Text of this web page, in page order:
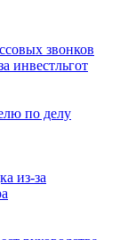
звонков
инвестльгот
по делу
из-за